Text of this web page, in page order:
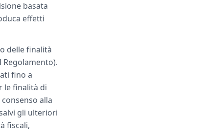
basata
effetti
delle finalità
fino a
le finalità di
alla
gli ulteriori
fiscali,